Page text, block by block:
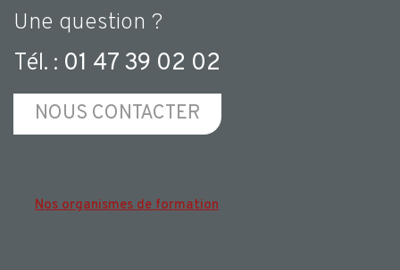
Une question ?
Tél. : 01 47 39 02 02
NOUS CONTACTER
Nos organismes de formation